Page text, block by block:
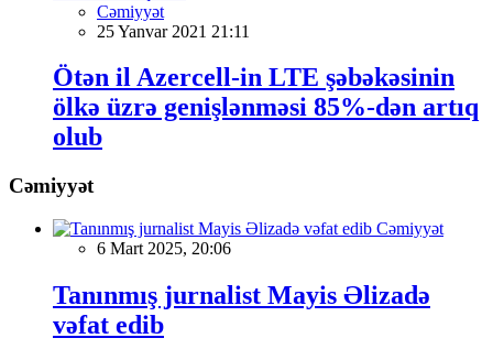
Cəmiyyət
25 Yanvar 2021 21:11
Ötən il Azercell-in LTE şəbəkəsinin
ölkə üzrə genişlənməsi 85%-dən artıq
olub
Cəmiyyət
Cəmiyyət
6 Mart 2025, 20:06
Tanınmış jurnalist Mayis Əlizadə
vəfat edib